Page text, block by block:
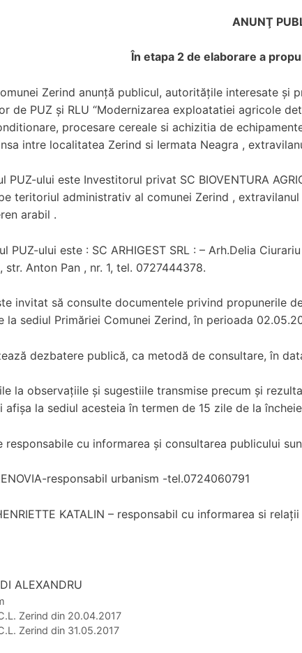
ANUNŢ
În etapa 2 de elaborare a
Zerind anunţă publicul, autorităţile interesate şi
de PUZ şi RLU “Modernizarea exploatatiei agricole
procesare cereale si achizitia de
intre localitatea Zerind si Iermata Neagra ,
PUZ-ului este Investitorul privat SC BIOVENTURA
teritoriul administrativ al comunei Zerind ,
arabil .
PUZ-ului este : SC ARHIGEST SRL : – Arh.Delia
str. Anton Pan , nr. 1, tel. 0727444378.
invitat să consulte documentele privind propunerile
la sediul Primăriei Comunei Zerind, în perioada
dezbatere publică, ca metodă de consultare, în
la observaţiile şi sugestiile transmise precum şi
afişa la sediul acesteia în termen de 15 zile de la
responsabile cu informarea şi consultarea publicului
responsabil urbanism -tel.0724060791
KATALIN – responsabil cu informarea si
ALEXANDRU
Zerind din 20.04.2017
Zerind din 31.05.2017